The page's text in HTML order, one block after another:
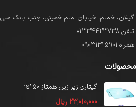
گیلان، خمام، خیابان امام خمینی، جنب بانک ملی
تلفن:01334423738
همراه:09031315901
محصولات
گیتاری زیر زین همتاز rs۱۵۰
23,010,000 ریال